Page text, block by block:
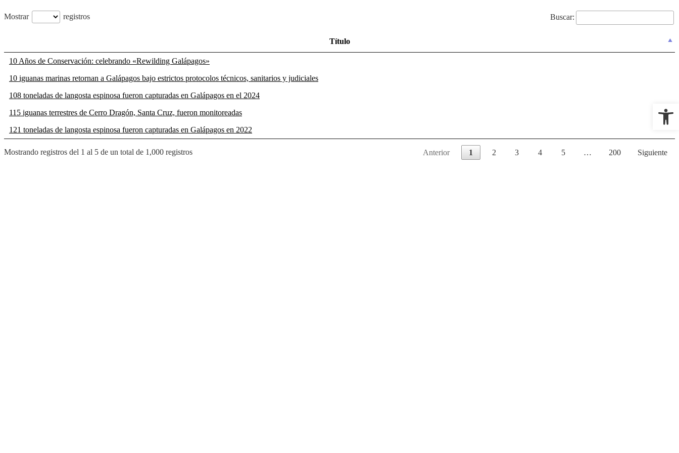
Mostrar registros Buscar:
Título
10 Años de Conservación: celebrando «Rewilding Galápagos»
10 iguanas marinas retornan a Galápagos bajo estrictos protocolos técnicos, sanitarios y judiciales
108 toneladas de langosta espinosa fueron capturadas en Galápagos en el 2024
115 iguanas terrestres de Cerro Dragón, Santa Cruz, fueron monitoreadas
121 toneladas de langosta espinosa fueron capturadas en Galápagos en 2022
Mostrando registros del 1 al 5 de un total de 1,000 registros Anterior 1 2 3 4 5 … 200 Siguiente